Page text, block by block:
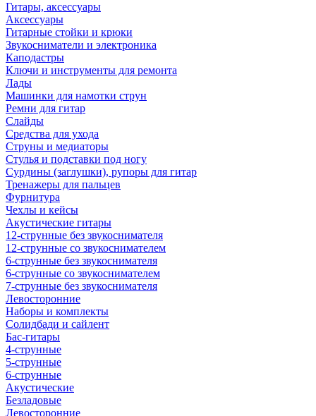
Гитары, аксессуары
Аксессуары
Гитарные стойки и крюки
Звукосниматели и электроника
Каподастры
Ключи и инструменты для ремонта
Лады
Машинки для намотки струн
Ремни для гитар
Слайды
Средства для ухода
Струны и медиаторы
Стулья и подставки под ногу
Сурдины (заглушки), рупоры для гитар
Тренажеры для пальцев
Фурнитура
Чехлы и кейсы
Акустические гитары
12-струнные без звукоснимателя
12-струнные со звукоснимателем
6-струнные без звукоснимателя
6-струнные со звукоснимателем
7-струнные без звукоснимателя
Левосторонние
Наборы и комплекты
Солидбади и сайлент
Бас-гитары
4-струнные
5-струнные
6-струнные
Акустические
Безладовые
Левосторонние